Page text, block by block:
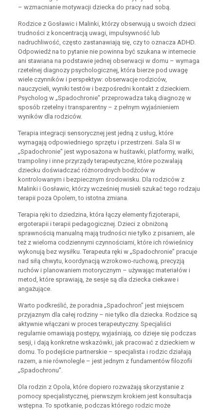
– wzmacnianie motywacji dziecka do pracy nad sobą.
Rodzice z Gosławic i Malinki, którzy obserwują u swoich dzieci
trudności z koncentracją uwagi, impulsywność lub
nadruchliwość, często zastanawiają się, czy to oznacza ADHD.
Odpowiedź na to pytanie nie powinna być szukana w internecie
ani stawiana na podstawie jednej obserwacji w domu – wymaga
rzetelnej diagnozy psychologicznej, która bierze pod uwagę
wiele czynników i perspektyw: obserwacje rodziców,
nauczycieli, wyniki testów i bezpośredni kontakt z dzieckiem.
Psycholog w „Spadochronie” przeprowadza taką diagnozę w
sposób rzetelny i transparentny – z pełnym wyjaśnieniem
wyników dla rodziców.
Terapia integracji sensorycznej jest jedną z usług, które
wymagają odpowiedniego sprzętu i przestrzeni. Sala SI w
„Spadochronie” jest wyposażona w huśtawki, platformy, wałki,
trampoliny i inne przyrządy terapeutyczne, które pozwalają
dziecku doświadczać różnorodnych bodźców w
kontrolowanym i bezpiecznym środowisku. Dla rodziców z
Malinki i Gosławic, którzy wcześniej musieli szukać tego rodzaju
terapii poza Opolem, to istotna zmiana.
Terapia ręki to dziedzina, która łączy elementy fizjoterapii,
ergoterapii i terapii pedagogicznej. Dzieci z obniżoną
sprawnością manualną mają trudności nie tylko z pisaniem, ale
też z wieloma codziennymi czynnościami, które ich rówieśnicy
wykonują bez wysiłku. Terapeuta ręki w „Spadochronie” pracuje
nad siłą chwytu, koordynacją wzrokowo-ruchową, precyzją
ruchów i planowaniem motorycznym – używając materiałów i
metod, które sprawiają, że sesje są dla dziecka ciekawe i
angażujące.
Warto podkreślić, że poradnia „Spadochron” jest miejscem
przyjaznym dla całej rodziny – nie tylko dla dziecka. Rodzice są
aktywnie włączani w proces terapeutyczny. Specjaliści
regularnie omawiają postępy, wyjaśniają, co dzieje się podczas
sesji, i dają konkretne wskazówki, jak pracować z dzieckiem w
domu. To podejście partnerskie – specjalista i rodzic działają
razem, a nie równolegle – jest jednym z fundamentów filozofii
„Spadochronu”.
Dla rodzin z Opola, które dopiero rozważają skorzystanie z
pomocy specjalistycznej, pierwszym krokiem jest konsultacja
wstępna. To spotkanie, podczas którego rodzic może